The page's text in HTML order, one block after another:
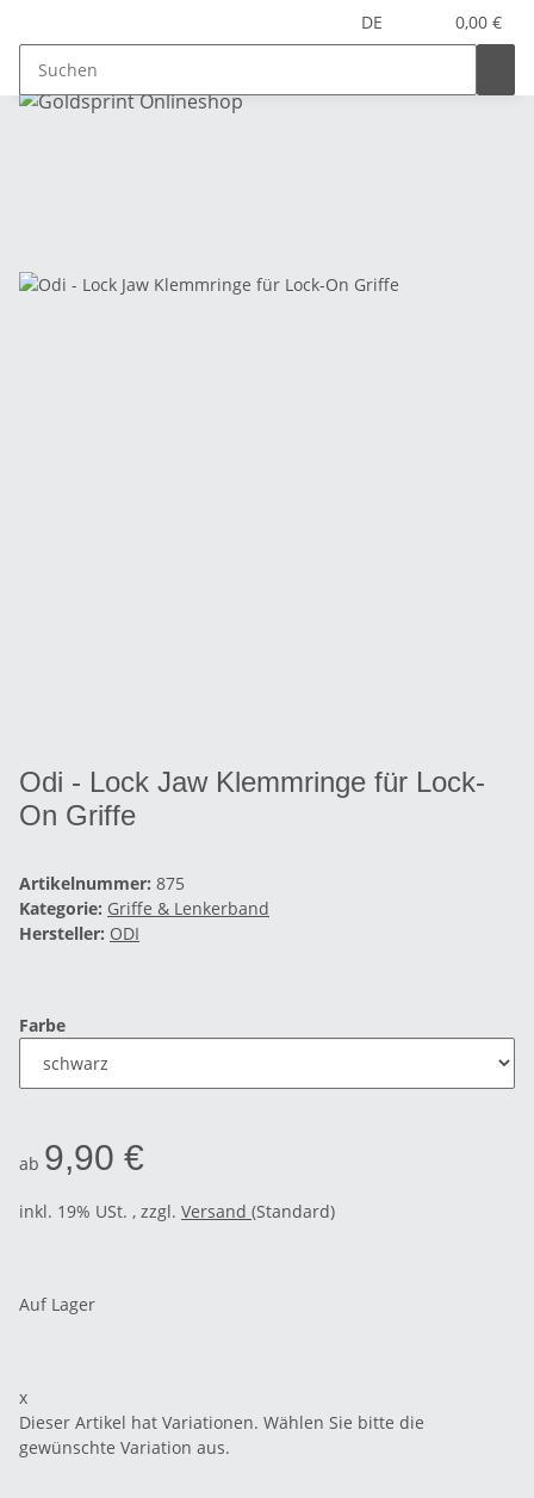
DE 0,00 €
Odi - Lock Jaw Klemmringe für Lock-
On Griffe
Artikelnummer: 875
Kategorie: Griffe & Lenkerband
Hersteller: ODI
Farbe
ab 9,90 €
inkl. 19% USt. , zzgl. Versand (Standard)
Auf Lager
x
Dieser Artikel hat Variationen. Wählen Sie bitte die
gewünschte Variation aus.